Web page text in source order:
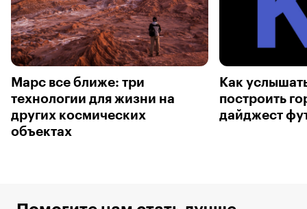
Марс все ближе: три
технологии для жизни на
других космических
объектах
Как
построить
дайджест